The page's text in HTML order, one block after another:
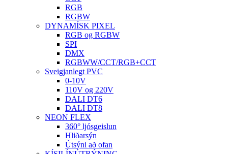
RGB
RGBW
DYNAMÍSK PIXEL
RGB og RGBW
SPI
DMX
RGBWW/CCT/RGB+CCT
Sveigjanlegt PVC
0-10V
110V og 220V
DALI DT6
DALI DT8
NEON FLEX
360° ljósgeislun
Hliðarsýn
Útsýni að ofan